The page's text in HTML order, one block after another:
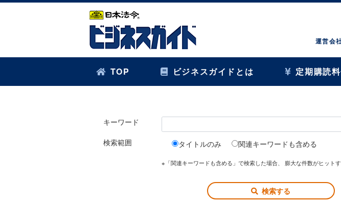
運営会
TOP ビジネスガイドとは 定期購読
キーワード
検索範囲 タイトルのみ 関連キーワードも含める
※「関連キーワードも含める」で検索した場合、 膨大な件数がヒットす
検索する